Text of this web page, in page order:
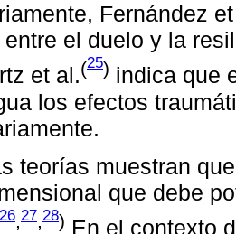
Fernández
entre el duelo y la
et al.(25) indica que
los efectos
teorías muestran
que debe
26,27,28) En el contexto